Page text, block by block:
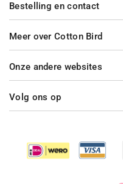
Bestelling en contact
Meer over Cotton Bird
Onze andere websites
Volg ons op